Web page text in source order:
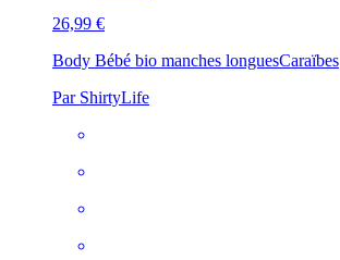
26,99 €
Body Bébé bio manches longuesCaraïbes
Par ShirtyLife